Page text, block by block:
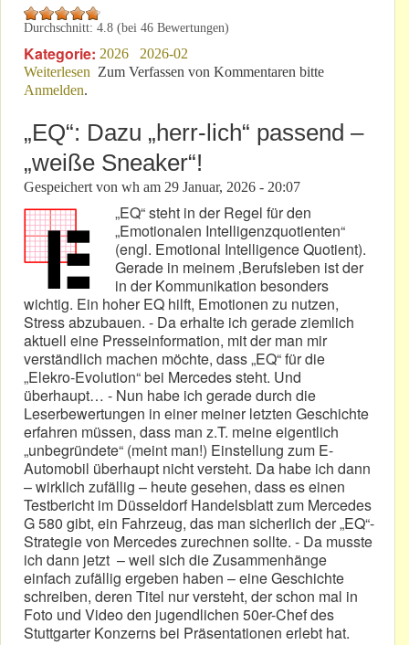
Durchschnitt: 4.8 (bei 46 Bewertungen)
Kategorie: 2026
2026-02
Weiterlesen über Motor-Sport 2026: Werden nun Sportler zu
Zum Verfassen von Kommentaren bitte
Anmelden.
„EQ“: Dazu „herr-lich“ passend –
„weiße Sneaker“!
Gespeichert von wh am 29 Januar, 2026 - 20:07
„EQ“ steht in der Regel für den
„Emotionalen Intelligenzquotienten“
(engl. Emotional Intelligence Quotient).
Gerade in meinem ‚Berufsleben ist der
in der Kommunikation besonders
wichtig. Ein hoher EQ hilft, Emotionen zu nutzen,
Stress abzubauen. - Da erhalte ich gerade ziemlich
aktuell eine Presseinformation, mit der man mir
verständlich machen möchte, dass „EQ“ für die
„Elekro-Evolution“ bei Mercedes steht. Und
überhaupt… - Nun habe ich gerade durch die
Leserbewertungen in einer meiner letzten Geschichte
erfahren müssen, dass man z.T. meine eigentlich
„unbegründete“ (meint man!) Einstellung zum E-
Automobil überhaupt nicht versteht. Da habe ich dann
– wirklich zufällig – heute gesehen, dass es einen
Testbericht im Düsseldorf Handelsblatt zum Mercedes
G 580 gibt, ein Fahrzeug, das man sicherlich der „EQ“-
Strategie von Mercedes zurechnen sollte. - Da musste
ich dann jetzt – weil sich die Zusammenhänge
einfach zufällig ergeben haben – eine Geschichte
schreiben, deren Titel nur versteht, der schon mal in
Foto und Video den jugendlichen 50er-Chef des
Stuttgarter Konzerns bei Präsentationen erlebt hat.